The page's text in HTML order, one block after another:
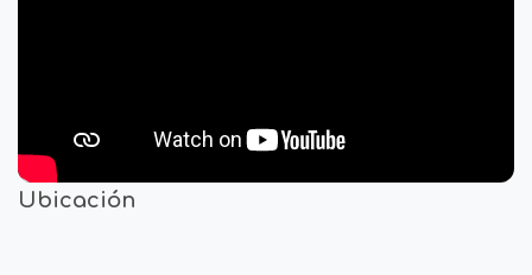
Ubicación